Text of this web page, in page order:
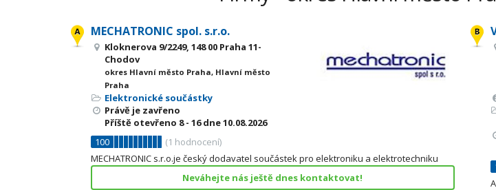
MECHATRONIC spol. s.r.o.
Kloknerova 9/2249, 148 00 Praha 11-
Chodov
okres Hlavní město Praha, Hlavní město
Praha
Elektronické součástky
Právě je zavřeno
Příště otevřeno 8 - 16dne 10.08.2026
100
(1 hodnocení)
MECHATRONIC s.r.o.je český dodavatel součástek pro elektroniku a elektrotechniku
Neváhejte nás ještě dnes kontaktovat!